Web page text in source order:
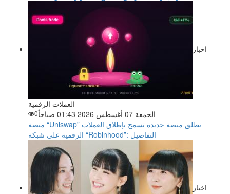
اخبار
العملات الرقمية
الجمعة 07 أغسطس 2026 01:43 صباحاً
0
منصة “Uniswap” تطلق منصة جديدة تسمح بإطلاق العملات
الرقمية على شبكة “Robinhood”: التفاصيل
اخبار